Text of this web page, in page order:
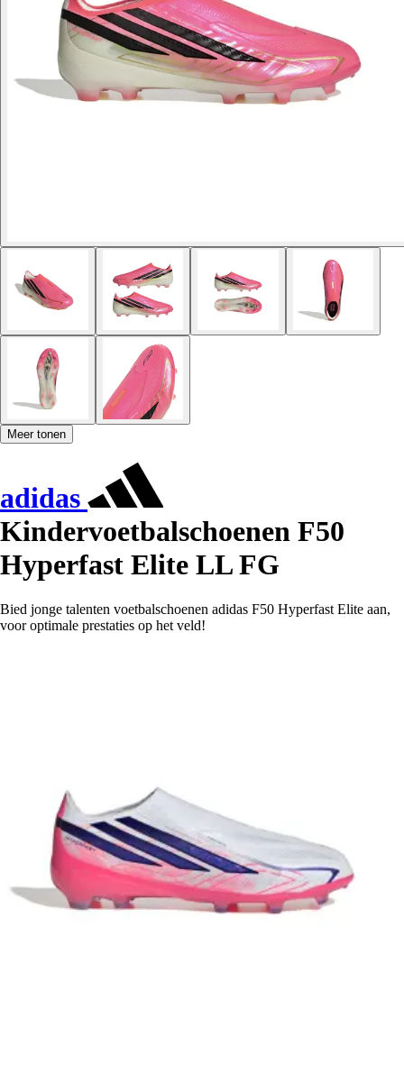
Meer tonen
adidas
Kindervoetbalschoenen F50
Hyperfast Elite LL FG
Bied jonge talenten voetbalschoenen adidas F50 Hyperfast Elite aan,
voor optimale prestaties op het veld!